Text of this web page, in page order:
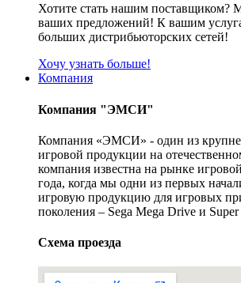
Хотите стать нашим поставщиком?
ваших предложений! К вашим
больших дистрибьюторских сетей!
Хочу узнать больше!
Компания
Компания "ЭМСИ"
Компания «ЭМСИ» - один из
игровой продукции на
компания известна на рынке
года, когда мы одни из первых
игровую продукцию для игровых
поколения – Sega Mega Drive и
Схема проезда